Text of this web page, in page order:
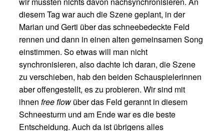
diesem Tag war auch die Szene geplant, in der
Marian und Gerti über das schneebedeckte Feld
rennen und dann in einen alten gemeinsamen Song
einstimmen. So etwas will man nicht
synchronisieren, also dachte ich daran, die Szene
zu verschieben, hab den beiden Schauspielerinnen
aber offengestellt, es zu probieren. Wir sind mit
ihnenfree flowüber das Feld gerannt in diesem
Schneesturm und am Ende war es die beste
Entscheidung. Auch da ist übrigens alles